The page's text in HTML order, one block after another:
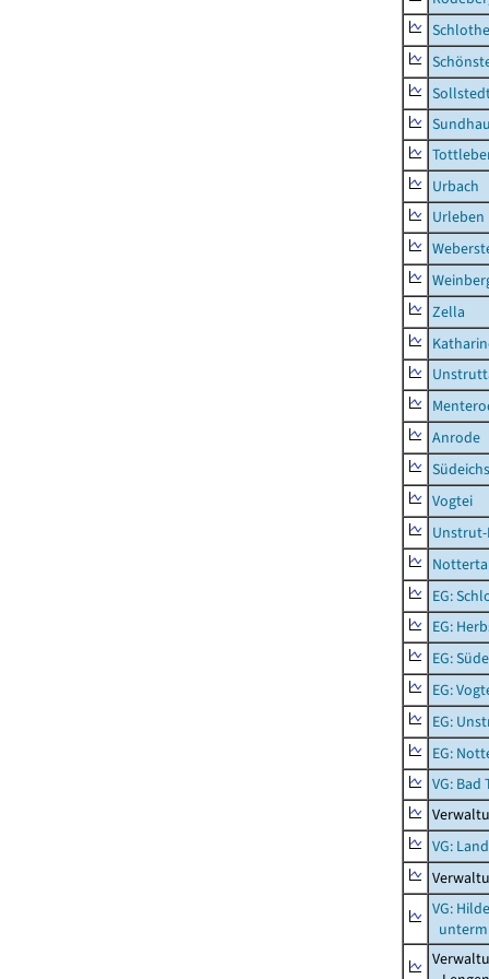
Urbach
Urleben
Zella
Anrode
Vogtei
EG:
EG:
EG:
EG:
EG:
EG:
VG: Bad
VG:
VG: